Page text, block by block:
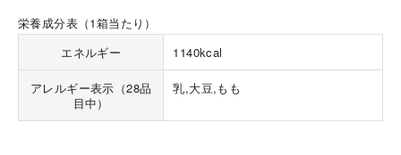
栄養成分表（1箱当たり）
エネルギー
1140kcal
アレルギー表示（28品
目中）
乳,大豆,もも